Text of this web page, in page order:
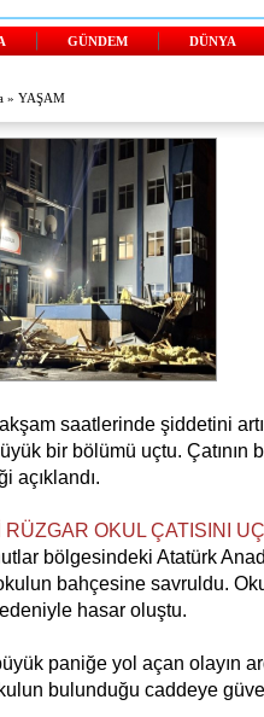
GÜNDEM DÜNYA
» YAŞAM
saatlerinde şiddetini
bir bölümü uçtu.
açıklandı.
RÜZGAR OKUL ÇATISINI
bölgesindeki Atatürk
bahçesine savruldu.
hasar oluştu.
paniğe yol açan olayın
bulunduğu caddeye